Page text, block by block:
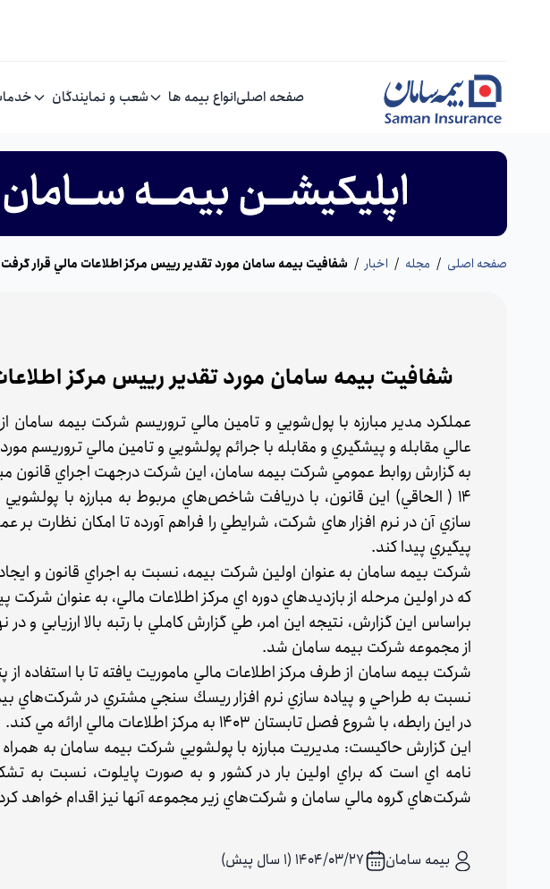
صفحه اصلیانواع بیمه ها شعب و نمایندگان
صفحه اصلی / مجله / اخبار / شفافيت بيمه سامان مورد تقدير رييس مركز اطلاعات مالي قرار گرفت
شفافيت بيمه سامان مورد تقدير رييس مركز
عملكرد مدير مبارزه با پول‌شويي و تامين مالي تروريسم شركت بيمه
عالي مقابله و پيشگيري و مقابله با جرائم پولشويي و تامين مالي تروريسم
به گزارش روابط عمومي شركت بيمه سامان، اين شركت درجهت اجراي قانون
14 ( الحاقي) اين قانون، با دريافت شاخص‌هاي مربوط به مبارزه با
سازي آن در نرم افزار هاي شركت، شرايطي را فراهم آورده تا امكان نظارت
پيگيري پيدا كند.
شركت بيمه سامان به عنوان اولين شركت بيمه، نسبت به اجراي قانون و ايجاد
كه در اولين مرحله از بازديدهاي دوره اي مركز اطلاعات مالي، به عنوان شركت
براساس اين گزارش، نتيجه اين امر، طي گزارش كاملي با رتبه بالا ارزيابي و
از مجموعه شركت بيمه سامان شد.
شركت بيمه سامان از طرف مركز اطلاعات مالي ماموريت يافته تا با استفاده
نسبت به طراحي و پياده سازي نرم افزار ريسك سنجي مشتري در شركت‌هاي
در اين رابطه، با شروع فصل تابستان 1403 به مركز اطلاعات مالي ارائه مي كند.
اين گزارش حاكيست: مديريت مبارزه با پولشويي شركت بيمه سامان به
نامه اي است كه براي اولين بار در كشور و به صورت پايلوت، نسبت به
شركت‌هاي گروه مالي سامان و شركت‌هاي زير مجموعه آنها نيز اقدام خواهد
بیمه سامان ۱۴۰۴/۰۳/۲۷ (1 سال پیش)